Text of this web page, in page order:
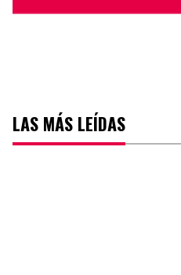
LAS MÁS LEÍDAS